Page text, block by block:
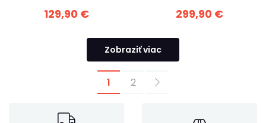
129,90 € 299,90 €
Zobraziť viac
1 2